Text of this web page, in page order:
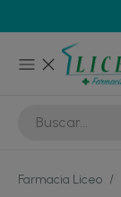
Farmacia Liceo /